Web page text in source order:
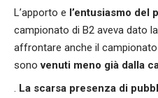
L’apporto e l’entusiasmo del
campionato di B2 aveva dato
affrontare anche il
sonovenuti meno già dalla
La scarsa presenza di